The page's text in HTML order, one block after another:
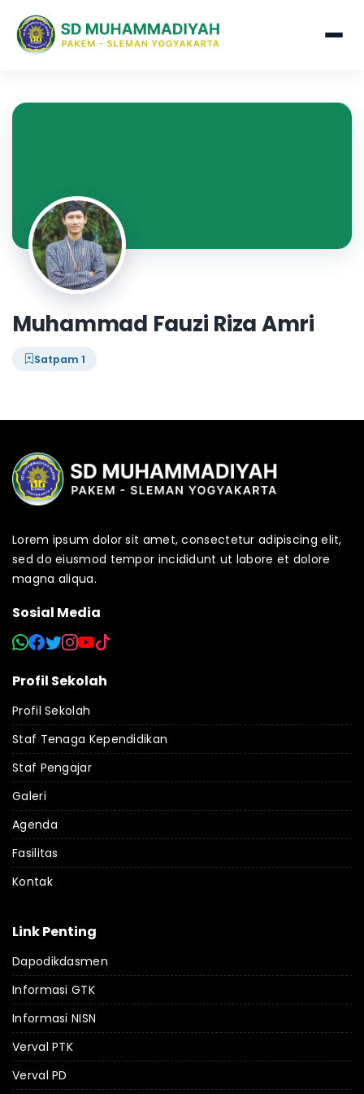
Muhammad Fauzi Riza Amri
Satpam 1
Lorem ipsum dolor sit amet, consectetur adipiscing elit,
sed do eiusmod tempor incididunt ut labore et dolore
magna aliqua.
Sosial Media
Profil Sekolah
Profil Sekolah
Staf Tenaga Kependidikan
Staf Pengajar
Galeri
Agenda
Fasilitas
Kontak
Link Penting
Dapodikdasmen
Informasi GTK
Informasi NISN
Verval PTK
Verval PD